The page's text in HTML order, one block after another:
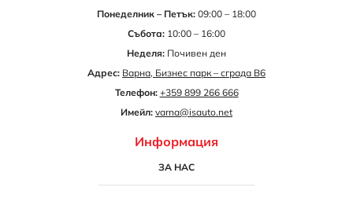
Понеделник – Петък: 09:00 – 18:00
Събота: 10:00 – 16:00
Неделя: Почивен ден
Адрес: Варна, Бизнес парк – сграда B6
Телефон: +359 899 266 666
Имейл: varna@isauto.net
Информация
ЗА НАС